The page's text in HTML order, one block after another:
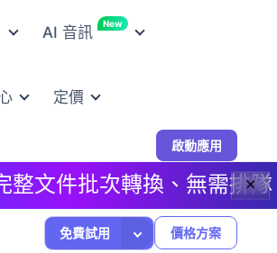
AI 音訊 New
定價
啟動應用
次轉換、無需排隊、無任
✕
免費試用 價格方案